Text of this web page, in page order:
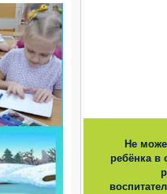
Не
ребёнка в